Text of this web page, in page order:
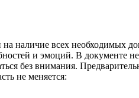
наличие всех необходимых
и эмоций. В документе
без внимания.
не меняется: